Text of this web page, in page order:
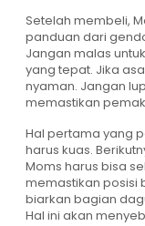
Setelah membeli,
panduan dari
Jangan malas
yang tepat. Jika
nyaman. Jangan
memastikan
Hal pertama yang
harus kuas.
Moms harus bisa
memastikan posisi
biarkan bagian
Hal ini akan